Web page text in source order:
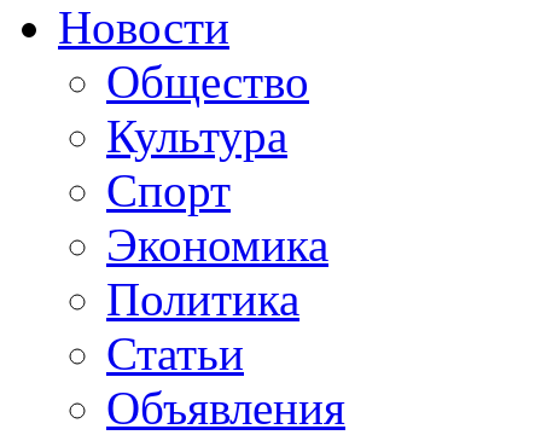
Новости
Общество
Культура
Спорт
Экономика
Политика
Статьи
Объявления